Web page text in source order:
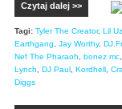
Czytaj dalej >>
Tagi: Tyler The Creator, Lil
Earthgang, Jay Worthy,
Nef The Pharaoh, bonez mc,
Lynch, DJ Paul , Kordhell ,
Diggs